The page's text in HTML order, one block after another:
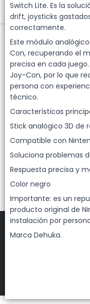
Switch Lite. Es la
drift, joysticks
correctamente.
Este módulo
Con, recuperando el
precisa en cada
Joy-Con, por lo que
persona con
técnico.
Características
Stick analógico 3D de
Compatible con
Soluciona problemas
Respuesta precisa y
Color negro
Importante: es un
producto original de
instalación por
Marca Dehuka.
CONTACTO
Menú
Analogico Stick Repuesto
Dehuka. Venta mayorista